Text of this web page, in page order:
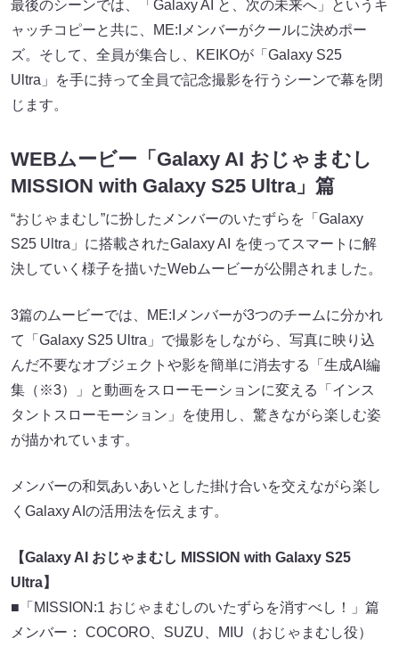
最後のシーンでは、「Galaxy AI と、次の未来へ」というキ
ャッチコピーと共に、ME:Iメンバーがクールに決めポー
ズ。そして、全員が集合し、KEIKOが「Galaxy S25
Ultra」を手に持って全員で記念撮影を行うシーンで幕を閉
じます。
WEBムービー「Galaxy AI おじゃまむし
MISSION with Galaxy S25 Ultra」篇
“おじゃまむし”に扮したメンバーのいたずらを「Galaxy
S25 Ultra」に搭載されたGalaxy AI を使ってスマートに解
決していく様子を描いたWebムービーが公開されました。
3篇のムービーでは、ME:Iメンバーが3つのチームに分かれ
て「Galaxy S25 Ultra」で撮影をしながら、写真に映り込
んだ不要なオブジェクトや影を簡単に消去する「生成AI編
集（※3）」と動画をスローモーションに変える「インス
タントスローモーション」を使用し、驚きながら楽しむ姿
が描かれています。
メンバーの和気あいあいとした掛け合いを交えながら楽し
くGalaxy AIの活用法を伝えます。
【Galaxy AI おじゃまむし MISSION with Galaxy S25
Ultra】
■「MISSION:1 おじゃまむしのいたずらを消すべし！」篇
メンバー： COCORO、SUZU、MIU（おじゃまむし役）